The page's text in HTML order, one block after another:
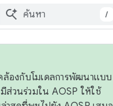
/
ล้องกับโมเดลการพัฒนาแบบ
ส่วนร่วมใน AOSP ให้ใช้